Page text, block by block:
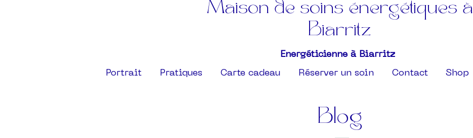
Maison de soins énergétiques à
Biarritz
Energéticienne à Biarritz
Portrait Pratiques Carte cadeau Réserver un soin Contact Shop
Blog